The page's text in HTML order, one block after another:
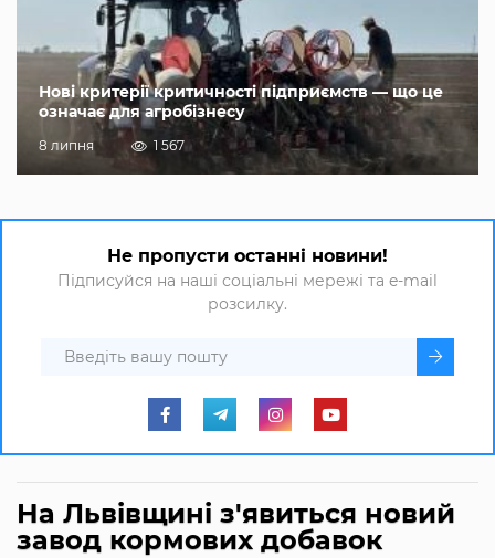
Нові критерії критичності підприємств — що це
означає для агробізнесу
8 липня 1 567
Не пропусти останні новини!
Підписуйся на наші соціальні мережі та e-mail
розсилку.
На Львівщині з'явиться новий
завод кормових добавок